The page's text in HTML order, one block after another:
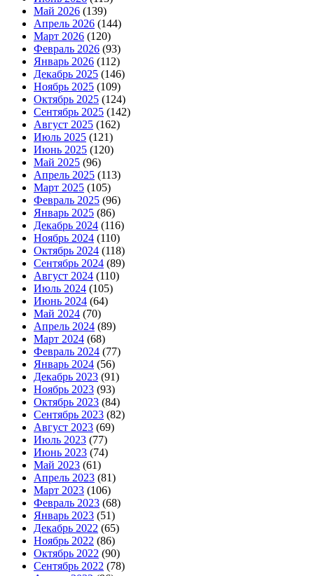
Май 2026 (139)
Апрель 2026 (144)
Март 2026 (120)
Февраль 2026 (93)
Январь 2026 (112)
Декабрь 2025 (146)
Ноябрь 2025 (109)
Октябрь 2025 (124)
Сентябрь 2025 (142)
Август 2025 (162)
Июль 2025 (121)
Июнь 2025 (120)
Май 2025 (96)
Апрель 2025 (113)
Март 2025 (105)
Февраль 2025 (96)
Январь 2025 (86)
Декабрь 2024 (116)
Ноябрь 2024 (110)
Октябрь 2024 (118)
Сентябрь 2024 (89)
Август 2024 (110)
Июль 2024 (105)
Июнь 2024 (64)
Май 2024 (70)
Апрель 2024 (89)
Март 2024 (68)
Февраль 2024 (77)
Январь 2024 (56)
Декабрь 2023 (91)
Ноябрь 2023 (93)
Октябрь 2023 (84)
Сентябрь 2023 (82)
Август 2023 (69)
Июль 2023 (77)
Июнь 2023 (74)
Май 2023 (61)
Апрель 2023 (81)
Март 2023 (106)
Февраль 2023 (68)
Январь 2023 (51)
Декабрь 2022 (65)
Ноябрь 2022 (86)
Октябрь 2022 (90)
Сентябрь 2022 (78)